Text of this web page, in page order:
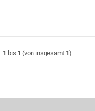
1 bis 1 (von insgesamt 1)